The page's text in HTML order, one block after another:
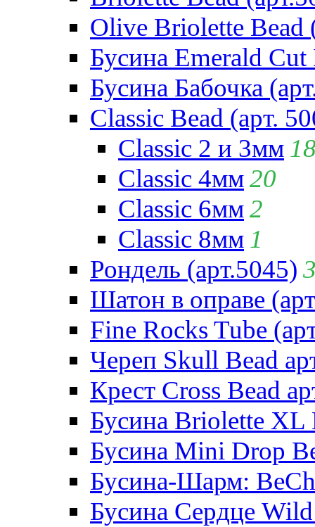
Olive Briolette Bead
Бусина Emerald Cut
Бусина Бабочка
Classic Bead (арт.
Classic 2 и 3мм
Classic 4мм20
Classic 6мм2
Classic 8мм 1
Рондель (арт.5045)
Шатон в оправе
Fine Rocks Tube
Череп Skull Bead
Крест Cross Bead
Бусина Briolette XL
Бусина Mini Drop
Бусина-Шарм:
Бусина Сердце